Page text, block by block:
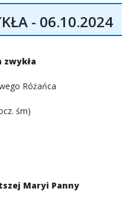
- 06.10.2024
zwykła
Różańca
śm)
Maryi Panny